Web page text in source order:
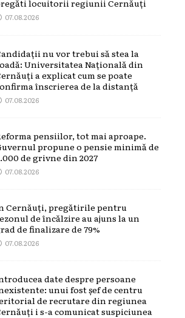
locuitorii regiunii Cernăuți
07.08.2026
nu vor trebui să stea la
Universitatea Națională din
a explicat cum se poate
înscrierea de la distanță
07.08.2026
pensiilor, tot mai aproape.
propune o pensie minimă de
de grivne din 2027
07.08.2026
Cernăuți, pregătirile pentru
de încălzire au ajuns la un
de finalizare de 79%
07.08.2026
date despre persoane
unui fost șef de centru
de recrutare din regiunea
i s-a comunicat suspiciunea